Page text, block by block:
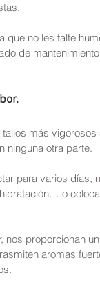
que no les falte
de
más
ninguna otra parte.
para varios
o
nos proporcionan
aromas